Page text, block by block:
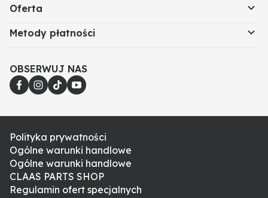
Oferta
Metody płatności
OBSERWUJ NAS
Polityka prywatności
Ogólne warunki handlowe
Ogólne warunki handlowe
CLAAS PARTS SHOP
Regulamin ofert specjalnych